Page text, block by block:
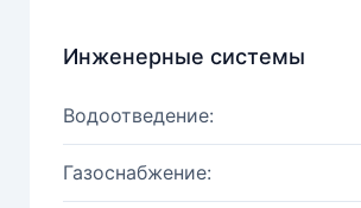
Инженерные системы
Водоотведение:
Газоснабжение: